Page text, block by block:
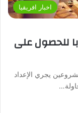
اخبار افريقيا
للحصول على
يجري الإعداد